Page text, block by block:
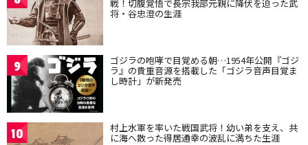
戦！切腹覚悟で長宗我部元親に降伏を迫った武
将・谷忠澄の生涯
9 ゴジラの咆哮で目覚める朝…1954年公開『ゴジ
ラ』の貴重音源を搭載した「ゴジラ音声目覚ま
し時計」が新発売
10 村上水軍を率いた戦国武将！幼い弟を支え、共
に海へ散った得居通幸の波乱に満ちた生涯